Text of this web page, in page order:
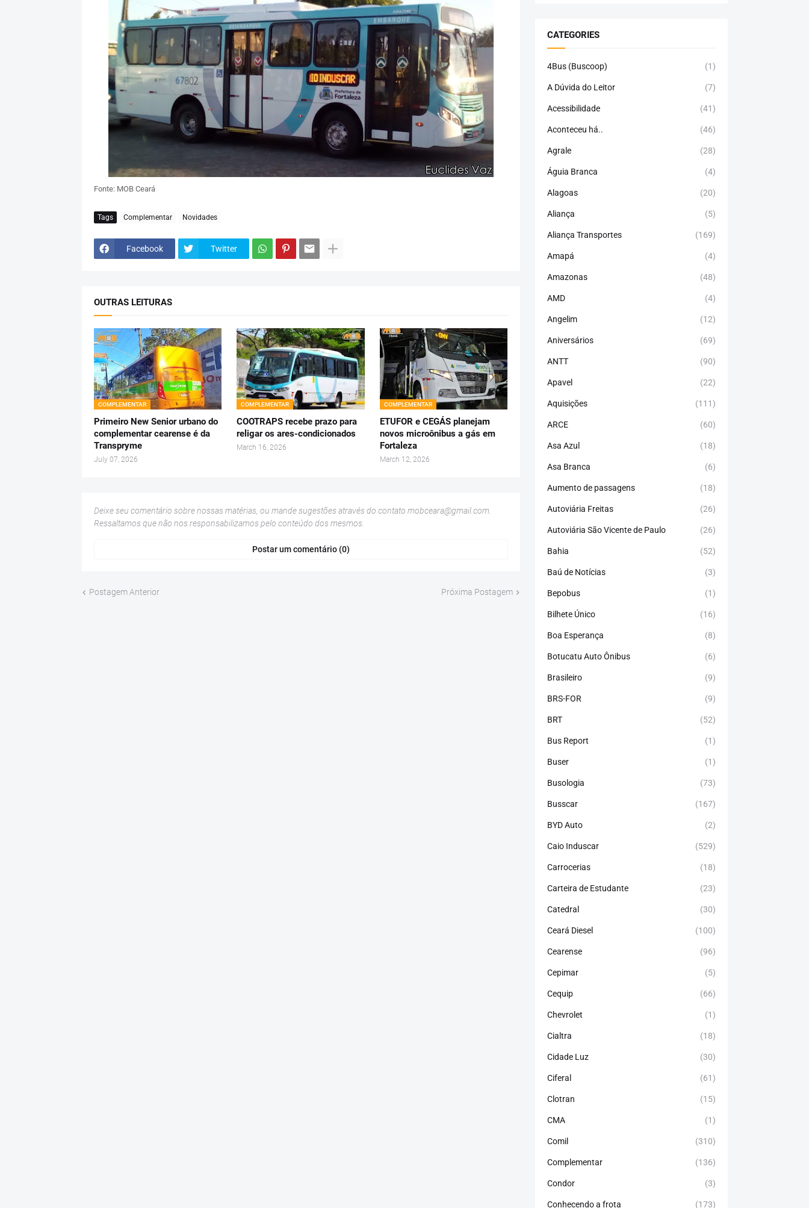
Fonte: MOB Ceará
Tags Complementar Novidades
Facebook Twitter
OUTRAS LEITURAS
COMPLEMENTAR
Primeiro New Senior urbano do
complementar cearense é da
Transpryme
July 07, 2026
COMPLEMENTAR
COOTRAPS recebe prazo para
religar os ares-condicionados
March 16, 2026
COMPLEMENTAR
ETUFOR e CEGÁS planejam
novos microônibus a gás em
Fortaleza
March 12, 2026
Deixe seu comentário sobre nossas matérias, ou mande sugestões através do contato mobceara@gmail.com.
Ressaltamos que não nos responsabilizamos pelo conteúdo dos mesmos.
Postar um comentário (0)
Postagem Anterior Próxima Postagem
CATEGORIES
4Bus (Buscoop) (1)
A Dúvida do Leitor (7)
Acessibilidade (41)
Aconteceu há.. (46)
Agrale (28)
Águia Branca (4)
Alagoas (20)
Aliança (5)
Aliança Transportes (169)
Amapá (4)
Amazonas (48)
AMD (4)
Angelim (12)
Aniversários (69)
ANTT (90)
Apavel (22)
Aquisições (111)
ARCE (60)
Asa Azul (18)
Asa Branca (6)
Aumento de passagens (18)
Autoviária Freitas (26)
Autoviária São Vicente de Paulo (26)
Bahia (52)
Baú de Notícias (3)
Bepobus (1)
Bilhete Único (16)
Boa Esperança (8)
Botucatu Auto Ônibus (6)
Brasileiro (9)
BRS-FOR (9)
BRT (52)
Bus Report (1)
Buser (1)
Busologia (73)
Busscar (167)
BYD Auto (2)
Caio Induscar (529)
Carrocerias (18)
Carteira de Estudante (23)
Catedral (30)
Ceará Diesel (100)
Cearense (96)
Cepimar (5)
Cequip (66)
Chevrolet (1)
Cialtra (18)
Cidade Luz (30)
Ciferal (61)
Clotran (15)
CMA (1)
Comil (310)
Complementar (136)
Condor (3)
Conhecendo a frota (173)